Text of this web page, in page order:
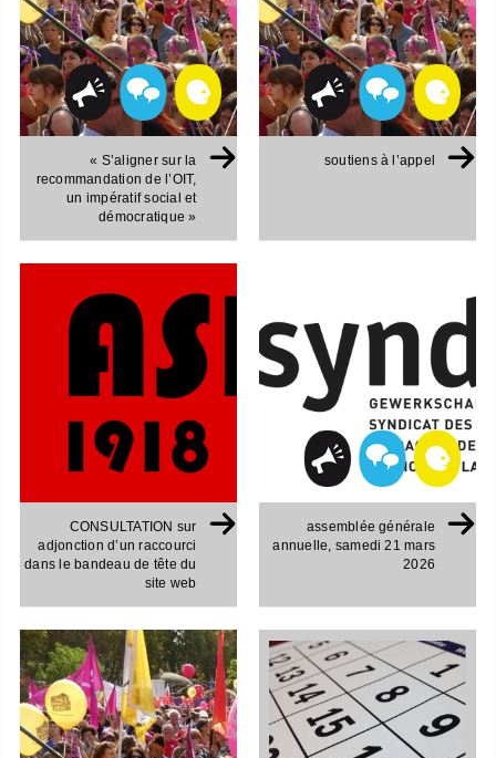
« S’aligner sur la
recommandation de l’OIT,
un impératif social et
démocratique »
soutiens à l’appel
CONSULTATION sur
adjonction d’un raccourci
dans le bandeau de tête du
site web
assemblée générale
annuelle, samedi 21 mars
2026